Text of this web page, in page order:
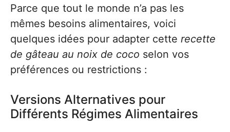
Parce que tout le monde n’a pas les
mêmes besoins alimentaires, voici
quelques idées pour adapter cette recette
de gâteau au noix de coco selon vos
préférences ou restrictions :
Versions Alternatives pour
Différents Régimes Alimentaires